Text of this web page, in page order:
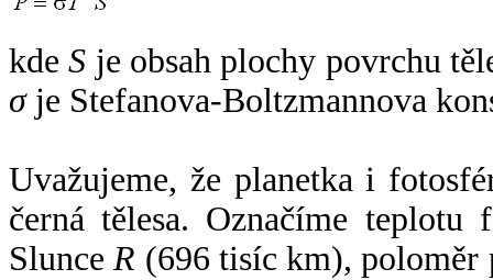
kdeS je obsah plochy povrchu
σje Stefanova-Boltzmannova
Uvažujeme, že planetka i
černá tělesa. Označíme
SlunceR (696 tisíc km),